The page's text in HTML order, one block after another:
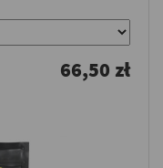
66,50 zł